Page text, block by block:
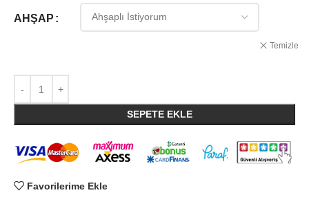
AHŞAP
Temizle
SEPETE EKLE
Favorilerime Ekle